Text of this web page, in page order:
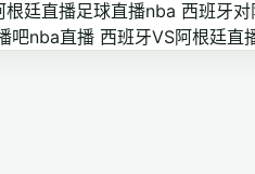
根廷直播足球直播nba 西班牙
吧nba直播 西班牙VS阿根廷直